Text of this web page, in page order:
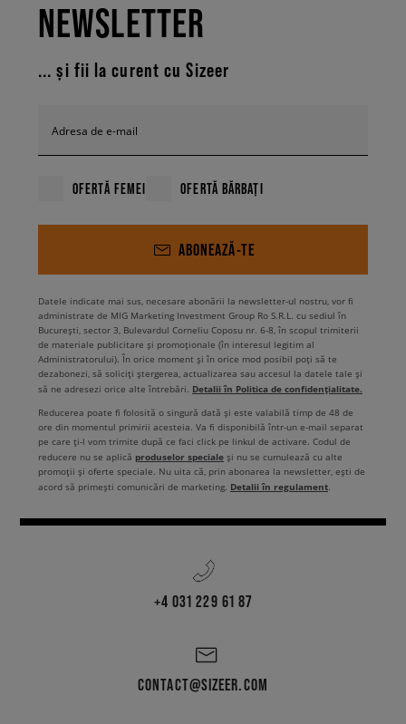
NEWSLETTER
... și fii la curent cu Sizeer
Adresa de e-mail
OFERTĂ FEMEI OFERTĂ BĂRBAȚI
ABONEAZĂ-TE
Datele indicate mai sus, necesare abonării la newsletter-ul nostru, vor fi
administrate de MIG Marketing Investment Group Ro S.R.L. cu sediul în
București, sector 3, Bulevardul Corneliu Coposu nr. 6-8, în scopul trimiterii
de materiale publicitare și promoționale (în interesul legitim al
Administratorului). În orice moment și în orice mod posibil poți să te
dezabonezi, să soliciți ștergerea, actualizarea sau accesul la datele tale și
să ne adresezi orice alte întrebări. Detalii în Politica de confidențialitate.
Reducerea poate fi folosită o singură dată și este valabilă timp de 48 de
ore din momentul primirii acesteia. Va fi disponibilă într-un e-mail separat
pe care ți-l vom trimite după ce faci click pe linkul de activare. Codul de
reducere nu se aplică produselor speciale și nu se cumulează cu alte
promoții și oferte speciale. Nu uita că, prin abonarea la newsletter, ești de
acord să primești comunicări de marketing. Detalii în regulament.
+4 031 229 61 87
CONTACT@SIZEER.COM